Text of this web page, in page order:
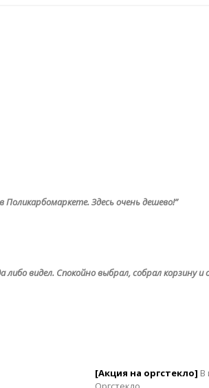
Здесь очень дешево!”
видел. Спокойно выбрал, собрал корзину и
[Акция на оргстекло] В